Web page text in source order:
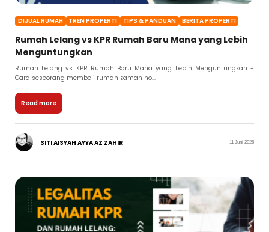
DIJUAL RUMAH TREN PROPERTI TIPS & PANDUAN BERITA PROPERTI
Rumah Lelang vs KPR Rumah Baru Mana yang Lebih
Menguntungkan
Rumah Lelang vs KPR Rumah Baru Mana yang Lebih Menguntungkan -
Cara seseorang membeli rumah zaman no...
Read more
SITI AISYAH AYYA AZ ZAHIR 11 Juni 2026